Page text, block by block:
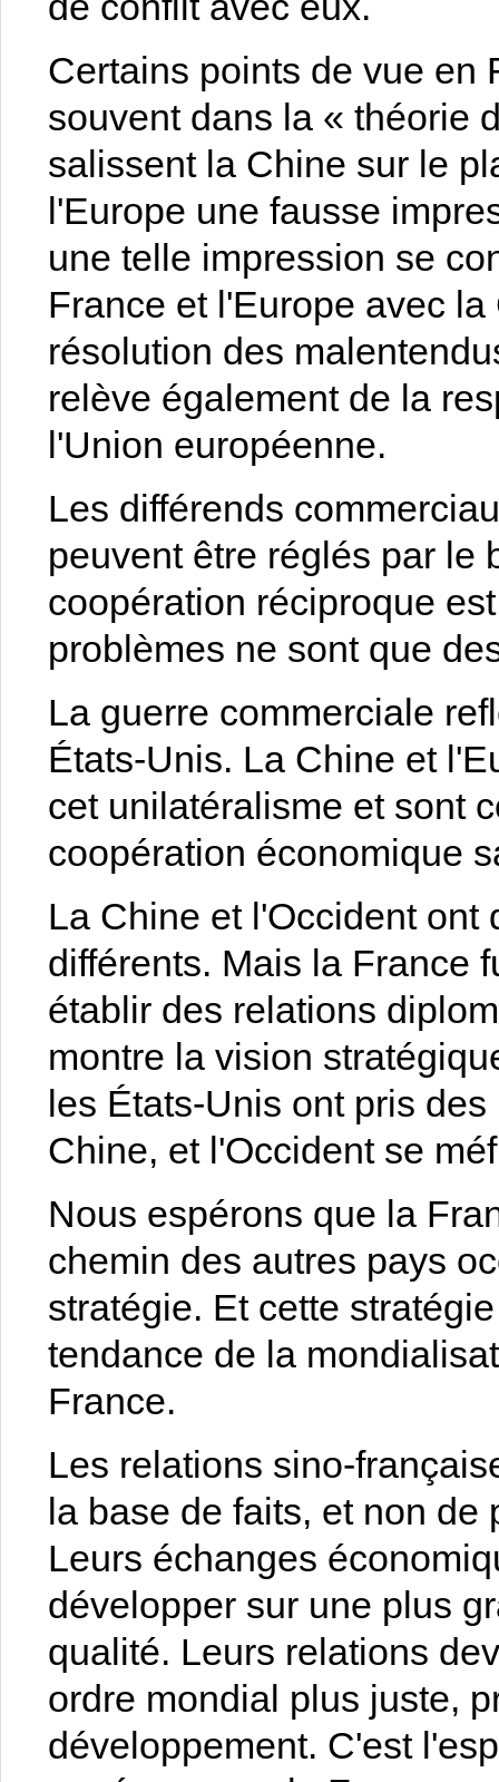
Certains points de vue en
souvent dans la « théorie
salissent la Chine sur le
l'Europe une fausse
une telle impression se
France et l'Europe avec
résolution des
relève également de la
l'Union européenne.
Les différends
peuvent être réglés par le
coopération réciproque
problèmes ne sont que
La guerre commerciale
États-Unis. La Chine et
cet unilatéralisme et sont
coopération économique
La Chine et l'Occident ont
différents. Mais la France
établir des relations
montre la vision
les États-Unis ont pris
Chine, et l'Occident se
Nous espérons que la
chemin des autres pays
stratégie. Et cette
tendance de la
France.
Les relations sino-
la base de faits, et non
Leurs échanges
développer sur une plus
qualité. Leurs relations
ordre mondial plus juste,
développement. C'est